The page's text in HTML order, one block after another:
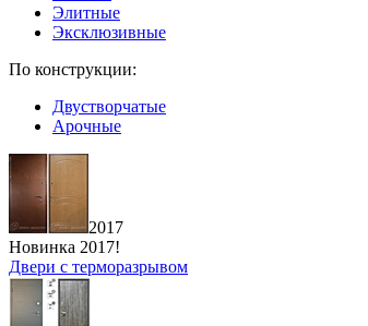
Элитные
Эксклюзивные
По конструкции:
Двустворчатые
Арочные
2017
Новинка 2017!
Двери с терморазрывом